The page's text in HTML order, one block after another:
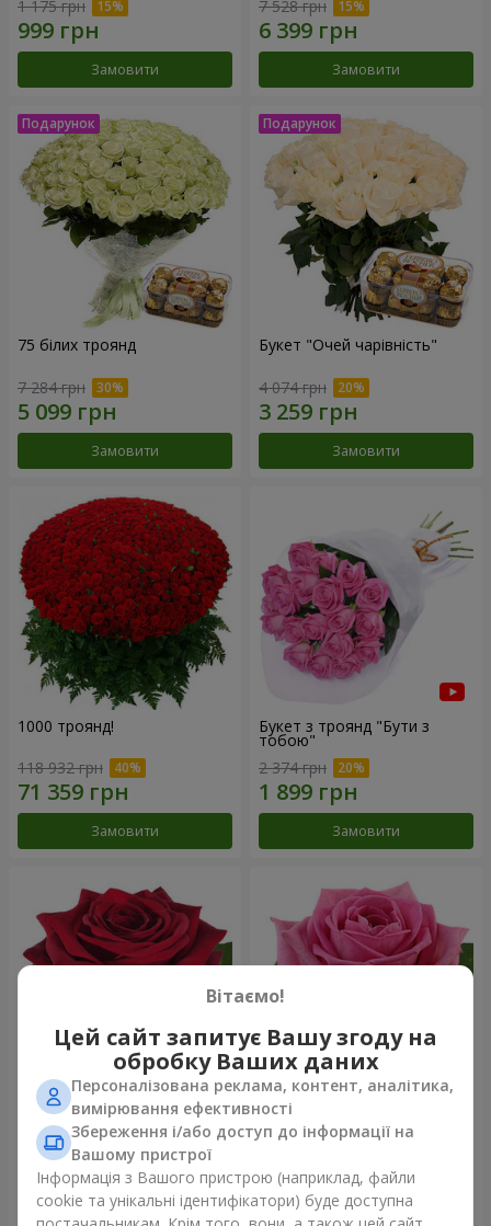
1 175 грн
Замовити
7 528 грн
Замовити
75 білих троянд
7 284 грн
Замовити
Букет "Очей чарівність"
4 074 грн
Замовити
1000 троянд!
118 932 грн
Замовити
Букет з троянд "Бути з
тобою"
2 374 грн
Замовити
Червона троянда
(поштучно)
Замовити
Рожева троянда (поштучно)
Замовити
Вітаємо!
Цей сайт запитує Вашу згоду на
обробку Ваших даних
Персоналізована реклама, контент, аналітика,
вимірювання ефективності
Збереження і/або доступ до інформації на
Вашому пристрої
Інформація з Вашого пристрою (наприклад, файли
cookie та унікальні ідентифікатори) буде доступна